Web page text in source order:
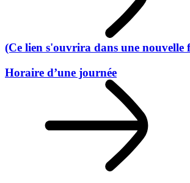
(Ce lien s'ouvrira dans une nouvelle
Horaire d’une journée